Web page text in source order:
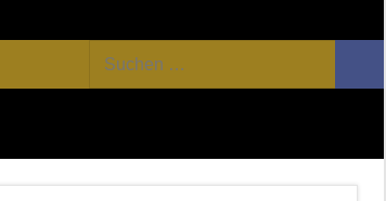
Suchen
nach: